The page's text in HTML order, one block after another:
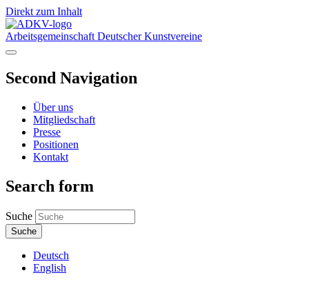
Direkt zum Inhalt
Arbeitsgemeinschaft Deutscher Kunstvereine
Second Navigation
Über uns
Mitgliedschaft
Presse
Positionen
Kontakt
Search form
Suche
Deutsch
English